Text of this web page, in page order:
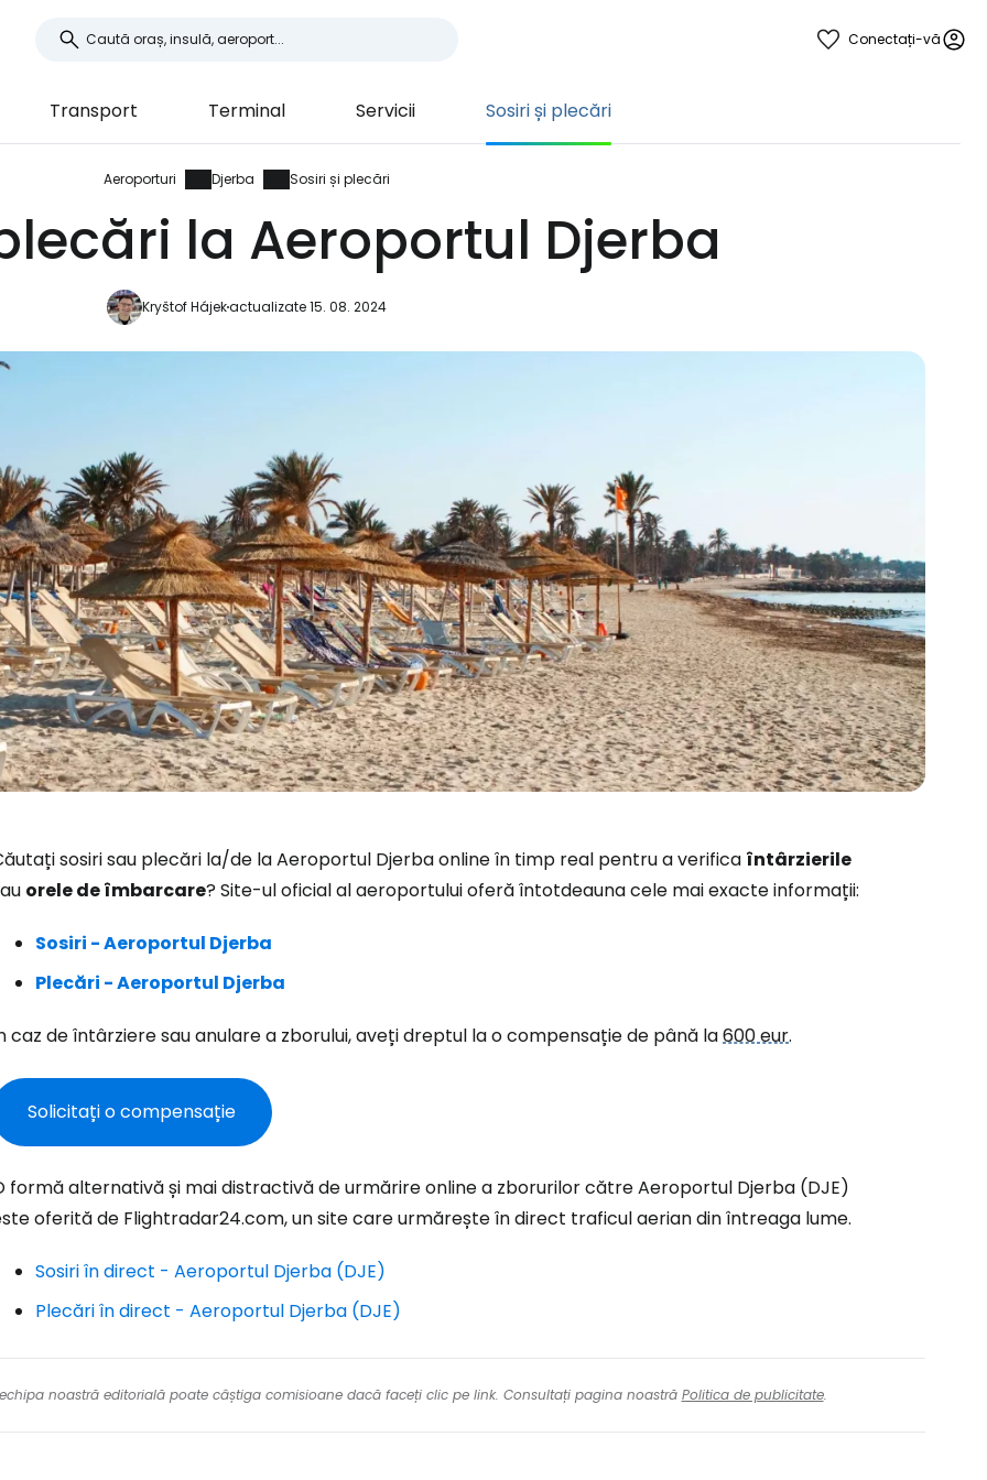
Conectați-vă
Transport Terminal Servicii Sosiri și plecări
Aeroporturi Djerba Sosiri și plecări
la Aeroportul Djerba
Kryštof Hájekactualizate 15. 08. 2024
sosiri sau plecări la/de la Aeroportul Djerba online în timp real pentru a verifica întârzierile
orele de îmbarcare? Site-ul oficial al aeroportului oferă întotdeauna cele mai exacte informații:
Sosiri - Aeroportul Djerba
Plecări - Aeroportul Djerba
caz de întârziere sau anulare a zborului, aveți dreptul la o compensație de până la600 eur.
Solicitați o compensație
formă alternativă și mai distractivă de urmărire online a zborurilor către Aeroportul Djerba (DJE)
oferită de Flightradar24.com, un site care urmărește în direct traficul aerian din întreaga lume.
Sosiri în direct - Aeroportul Djerba (DJE)
Plecări în direct - Aeroportul Djerba (DJE)
noastră editorială poate câștiga comisioane dacă faceți clic pe link. Consultați pagina noastră Politica de publicitate.
Conectați-vă la Cestee
... comunitatea mondială a călătorilor